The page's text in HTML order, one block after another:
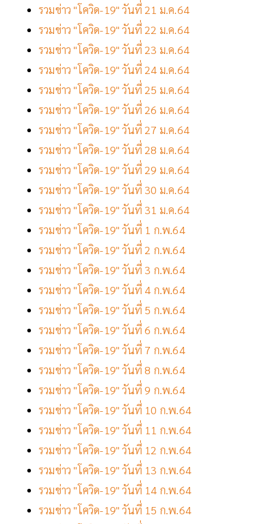
รวมข่าว "โควิด-19" วันที่ 21 ม.ค.64
รวมข่าว "โควิด-19" วันที่ 22 ม.ค.64
รวมข่าว "โควิด-19" วันที่ 23 ม.ค.64
รวมข่าว "โควิด-19" วันที่ 24 ม.ค.64
รวมข่าว "โควิด-19" วันที่ 25 ม.ค.64
รวมข่าว "โควิด-19" วันที่ 26 ม.ค.64
รวมข่าว "โควิด-19" วันที่ 27 ม.ค.64
รวมข่าว "โควิด-19" วันที่ 28 ม.ค.64
รวมข่าว "โควิด-19" วันที่ 29 ม.ค.64
รวมข่าว "โควิด-19" วันที่ 30 ม.ค.64
รวมข่าว "โควิด-19" วันที่ 31 ม.ค.64
รวมข่าว "โควิด-19" วันที่ 1 ก.พ.64
รวมข่าว "โควิด-19" วันที่ 2 ก.พ.64
รวมข่าว "โควิด-19" วันที่ 3 ก.พ.64
รวมข่าว "โควิด-19" วันที่ 4 ก.พ.64
รวมข่าว "โควิด-19" วันที่ 5 ก.พ.64
รวมข่าว "โควิด-19" วันที่ 6 ก.พ.64
รวมข่าว "โควิด-19" วันที่ 7 ก.พ.64
รวมข่าว "โควิด-19" วันที่ 8 ก.พ.64
รวมข่าว "โควิด-19" วันที่ 9 ก.พ.64
รวมข่าว "โควิด-19" วันที่ 10 ก.พ.64
รวมข่าว "โควิด-19" วันที่ 11 ก.พ.64
รวมข่าว "โควิด-19" วันที่ 12 ก.พ.64
รวมข่าว "โควิด-19" วันที่ 13 ก.พ.64
รวมข่าว "โควิด-19" วันที่ 14 ก.พ.64
รวมข่าว "โควิด-19" วันที่ 15 ก.พ.64